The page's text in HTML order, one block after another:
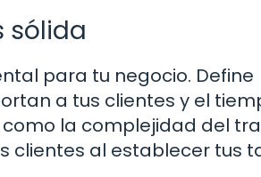
sólida
para tu negocio. Define
a tus clientes y el
la complejidad del
clientes al establecer tus